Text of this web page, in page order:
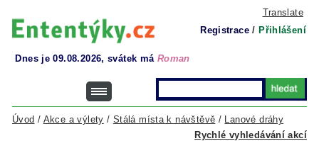
Translate
Registrace / Přihlášení
Dnes je 09.08.2026, svátek má Roman
Rychlé vyhledávání akcí
Úvod / Akce a výlety / Stálá místa k návštěvě / Lanové dráhy